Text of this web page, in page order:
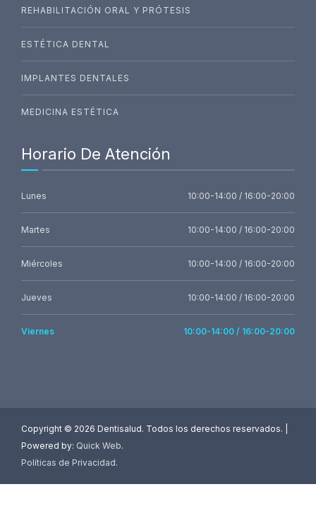
REHABILITACIÓN ORAL Y PRÓTESIS
ESTÉTICA DENTAL
IMPLANTES DENTALES
MEDICINA ESTÉTICA
Horario De Atención
Lunes 10:00-14:00 / 16:00-20:00
Martes 10:00-14:00 / 16:00-20:00
Miércoles 10:00-14:00 / 16:00-20:00
Jueves 10:00-14:00 / 16:00-20:00
Viernes 10:00-14:00 / 16:00-20:00
Copyright © 2026 Dentisalud. Todos los derechos reservados. |
Powered by: Quick Web.
Políticas de Privacidad.